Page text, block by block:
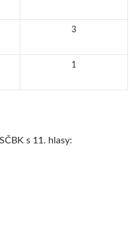
3
1
s 11. hlasy: